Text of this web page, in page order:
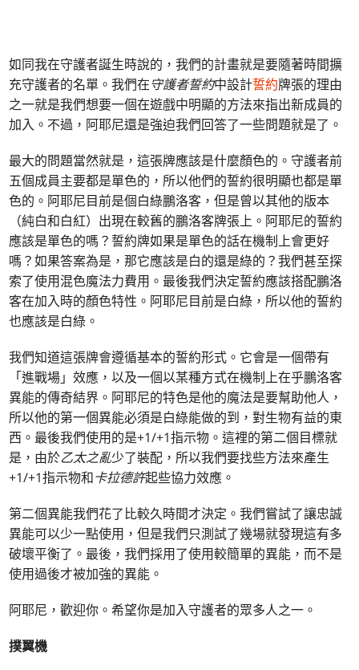
如同我在守護者誕生時說的，我們的計畫就是要隨著時間擴
充守護者的名單。我們在守護者誓約中設計誓約牌張的理由
之一就是我們想要一個在遊戲中明顯的方法來指出新成員的
加入。不過，阿耶尼還是強迫我們回答了一些問題就是了。
最大的問題當然就是，這張牌應該是什麼顏色的。守護者前
五個成員主要都是單色的，所以他們的誓約很明顯也都是單
色的。阿耶尼目前是個白綠鵬洛客，但是曾以其他的版本
（純白和白紅）出現在較舊的鵬洛客牌張上。阿耶尼的誓約
應該是單色的嗎？誓約牌如果是單色的話在機制上會更好
嗎？如果答案為是，那它應該是白的還是綠的？我們甚至探
索了使用混色魔法力費用。最後我們決定誓約應該搭配鵬洛
客在加入時的顏色特性。阿耶尼目前是白綠，所以他的誓約
也應該是白綠。
我們知道這張牌會遵循基本的誓約形式。它會是一個帶有
「進戰場」效應，以及一個以某種方式在機制上在乎鵬洛客
異能的傳奇結界。阿耶尼的特色是他的魔法是要幫助他人，
所以他的第一個異能必須是白綠能做的到，對生物有益的東
西。最後我們使用的是+1/+1指示物。這裡的第二個目標就
是，由於乙太之亂少了裝配，所以我們要找些方法來產生
+1/+1指示物和卡拉德許起些協力效應。
第二個異能我們花了比較久時間才決定。我們嘗試了讓忠誠
異能可以少一點使用，但是我們只測試了幾場就發現這有多
破壞平衡了。最後，我們採用了使用較簡單的異能，而不是
使用過後才被加強的異能。
阿耶尼，歡迎你。希望你是加入守護者的眾多人之一。
撲翼機